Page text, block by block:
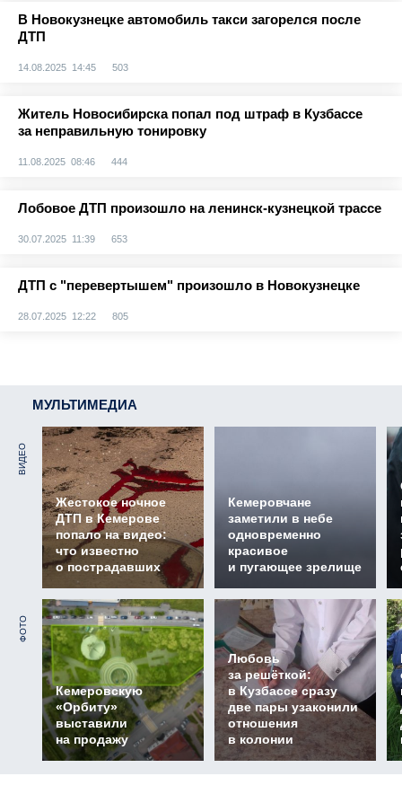
В Новокузнецке автомобиль такси загорелся после
ДТП
14.08.2025 14:45 503
Житель Новосибирска попал под штраф в Кузбассе
за неправильную тонировку
11.08.2025 08:46 444
Лобовое ДТП произошло на ленинск-кузнецкой трассе
30.07.2025 11:39 653
ДТП с "перевертышем" произошло в Новокузнецке
28.07.2025 12:22 805
МУЛЬТИМЕДИА
ВИДЕО
Жестокое ночное
ДТП в Кемерове
попало на видео:
что известно
о пострадавших
Кемеровчане
заметили в небе
одновременно
красивое
и пугающее зрелище
ФОТО
Кемеровскую
«Орбиту»
выставили
на продажу
Любовь
за решёткой:
в Кузбассе сразу
две пары узаконили
отношения
в колонии